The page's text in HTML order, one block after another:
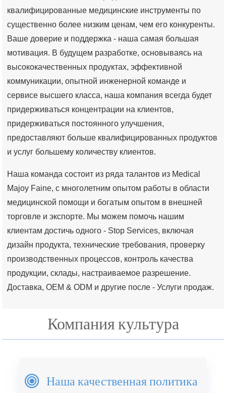
квалифицированные медицинские инструменты по
существенно более низким ценам, чем его конкуренты.
Ваше доверие и поддержка - наша самая большая
мотивация. В будущем разработке, основываясь на
высококачественных продуктах, эффективной
коммуникации, опытной инженерной команде и
сервисе высшего класса, наша компания всегда будет
придерживаться концентрации на клиентов,
придерживаться постоянного улучшения,
предоставляют больше квалифицированных продуктов
и услуг большему количеству клиентов.
Наша команда состоит из ряда талантов из Medical
Majoy Faine, с многолетним опытом работы в области
медицинской помощи и богатым опытом в внешней
торговле и экспорте. Мы можем помочь нашим
клиентам достичь одного - Stop Services, включая
дизайн продукта, технические требования, проверку
производственных процессов, контроль качества
продукции, склады, настраиваемое разрешение.
Доставка, OEM & ODM и другие после - Услуги продаж.
Компания культура
Наша качественная политика